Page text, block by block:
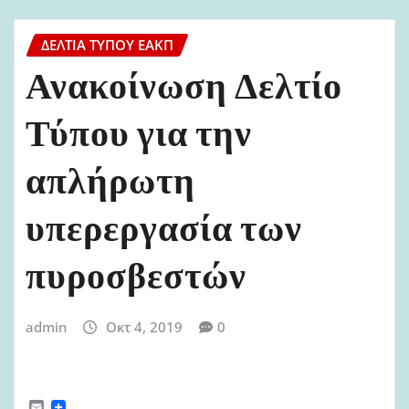
ΔΕΛΤΊΑ ΤΎΠΟΥ ΕΑΚΠ
Ανακοίνωση Δελτίο
Τύπου για την
απλήρωτη
υπερεργασία των
πυροσβεστών
admin Οκτ 4, 2019 0